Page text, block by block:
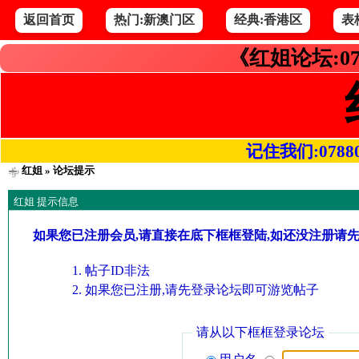
返回首页 热门:新澳门区 经典:香港区 表
《红姐论坛
记住我们
红姐» 论坛提示
红姐 提示信息
如果您已注册会员,请直接在底下框框登陆,如还没注册请
帖子ID非法
如果您已注册,请先登录论坛即可游览帖子
请从以下框框登录论坛